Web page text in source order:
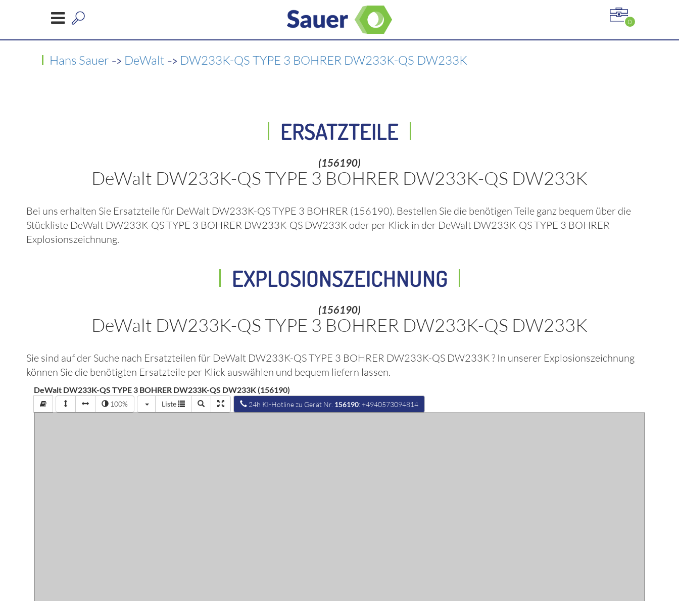
0
Hans Sauer -> DeWalt -> DW233K-QS TYPE 3 BOHRER DW233K-QS DW233K
ERSATZTEILE
(156190)
DeWalt DW233K-QS TYPE 3 BOHRER DW233K-QS DW233K
Bei uns erhalten Sie Ersatzteile für DeWalt DW233K-QS TYPE 3 BOHRER (156190). Bestellen Sie die benötigen Teile ganz bequem über die
Stückliste DeWalt DW233K-QS TYPE 3 BOHRER DW233K-QS DW233K oder per Klick in der DeWalt DW233K-QS TYPE 3 BOHRER
Explosionszeichnung.
EXPLOSIONSZEICHNUNG
(156190)
DeWalt DW233K-QS TYPE 3 BOHRER DW233K-QS DW233K
Sie sind auf der Suche nach Ersatzteilen für DeWalt DW233K-QS TYPE 3 BOHRER DW233K-QS DW233K? In unserer Explosionszeichnung
können Sie die benötigten Ersatzteile per Klick auswählen und bequem liefern lassen.
DeWalt DW233K-QS TYPE 3 BOHRER DW233K-QS DW233K (156190)
100% Liste 24h KI-Hotline zu Gerät Nr. 156190: +4940573094814